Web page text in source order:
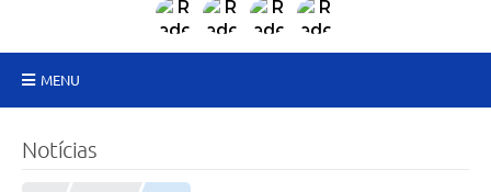
MENU
Notícias